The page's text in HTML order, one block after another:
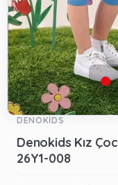
DENOKİDS
Denokids Kız
26Y1-008